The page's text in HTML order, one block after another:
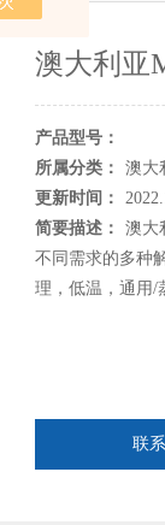
澳大利亚
产品型号：
所属分类：
澳大
更新时间：
简要描述：
澳大
不同需求的多种
理，低温，通用/
联